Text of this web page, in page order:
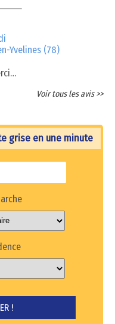
Yvelines (78)
Voir tous les avis >>
grise en une minute